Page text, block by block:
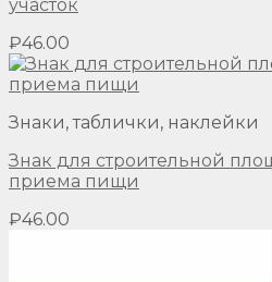
участок
₽46.00
Знаки, таблички, наклейки
Знак для строительной
приема пищи
₽46.00